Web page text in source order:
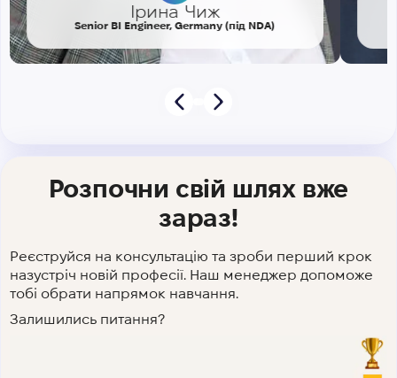
Ірина Чиж
Senior BI Engineer, Germany (під NDA)
Розпочни свій шлях вже
зараз!
Реєструйся на консультацію та зроби перший крок
назустріч новій професії. Наш менеджер допоможе
тобі обрати напрямок навчання.
Залишились питання?